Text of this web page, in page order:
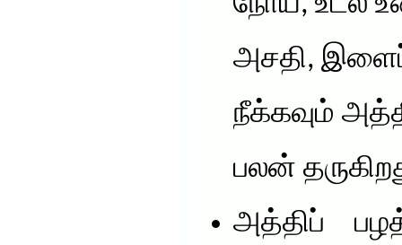
அசதி,
நீக்கவும்
பலன்
அத்திப்